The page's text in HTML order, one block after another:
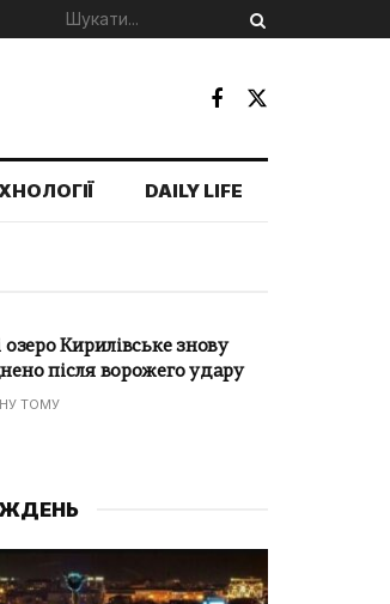
DAILY LIFE
озеро Кирилівське знову
після ворожего удару
ТОМУ